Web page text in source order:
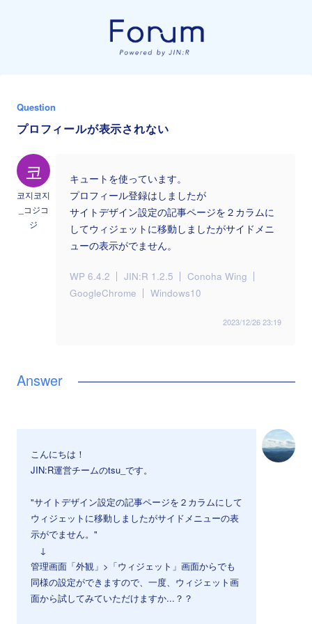
Question
プロフィールが表示されない
코
코지코지
_コジコ
ジ
キュートを使っています。
プロフィール登録はしましたが
サイトデザイン設定の記事ページを２カラムに
してウィジェットに移動しましたがサイドメニ
ューの表示がでません。
WP 6.4.2 JIN:R 1.2.5
Conoha Wing
GoogleChrome
Windows10
2023/12/26 23:19
こんにちは！
JIN:R運営チームのtsu_です。
"サイトデザイン設定の記事ページを２カラムにして
ウィジェットに移動しましたがサイドメニューの表
示がでません。"
↓
管理画面「外観」>「ウィジェット」画面からでも
同様の設定ができますので、一度、ウィジェット画
面から試してみていただけますか...？？